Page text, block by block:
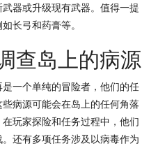
器或升级现有武器。值得一提
长弓和药膏等。
岛上的病源
一个单纯的冒险者，他们的任
病源可能会在岛上的任何角落
玩家探险和任务过程中，他们
还有多项任务涉及以病毒作为